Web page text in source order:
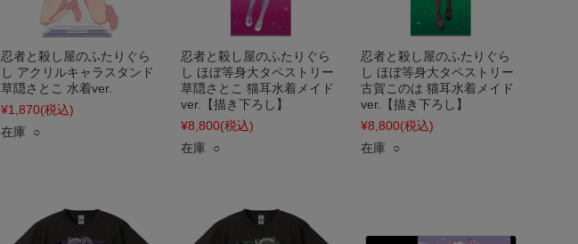
忍者と殺し屋のふたりぐら
し アクリルキャラスタンド
草隠さとこ 水着ver.
¥1,870(税込)
在庫 ○
忍者と殺し屋のふたりぐら
し ほぼ等身大タペストリー
草隠さとこ 猫耳水着メイド
ver.【描き下ろし】
¥8,800(税込)
在庫 ○
忍者と殺し屋のふたりぐら
し ほぼ等身大タペストリー
古賀このは 猫耳水着メイド
ver.【描き下ろし】
¥8,800(税込)
在庫 ○